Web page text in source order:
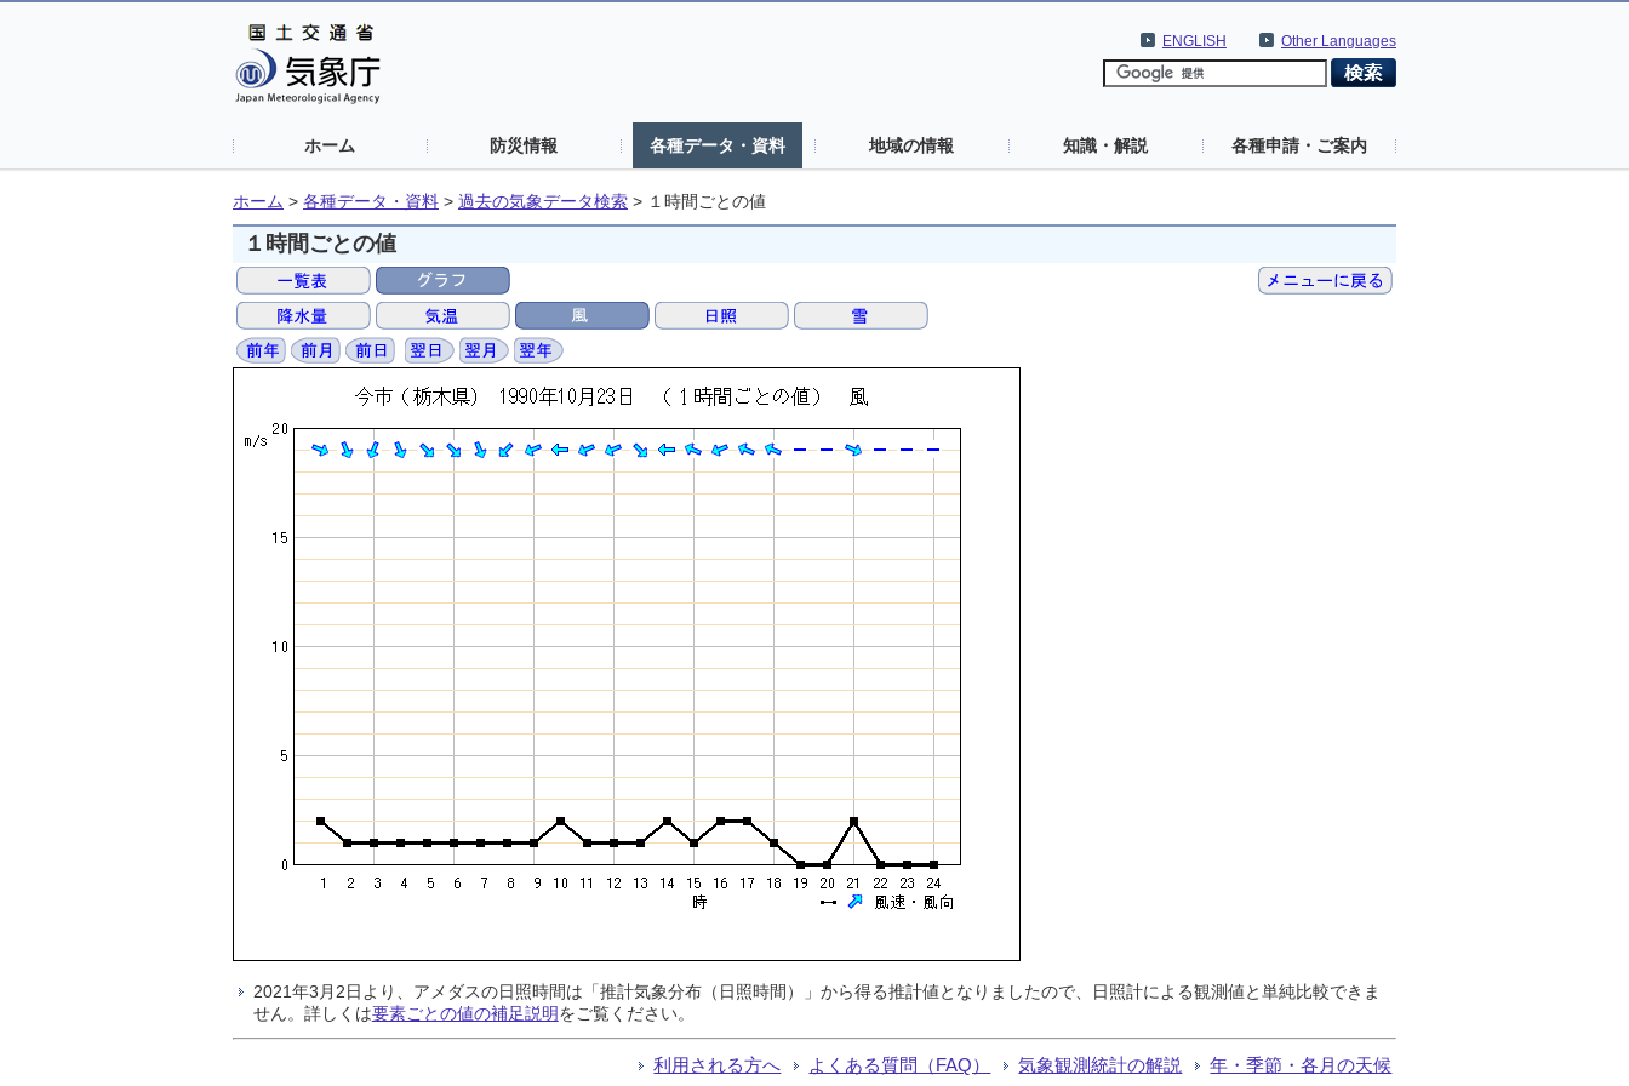
Other Languages
ENGLISH
ホーム 防災情報 各種データ・資料 地域の情報 知識・解説 各種申請・ご案内
ホーム > 各種データ・資料 > 過去の気象データ検索 > １時間ごとの値
１時間ごとの値
2021年3月2日より、アメダスの日照時間は「推計気象分布（日照時間）」から得る推計値となりましたので、日照計による観測値と単純比較できま
せん。詳しくは要素ごとの値の補足説明をご覧ください。
利用される方へ よくある質問（FAQ） 気象観測統計の解説 年・季節・各月の天候